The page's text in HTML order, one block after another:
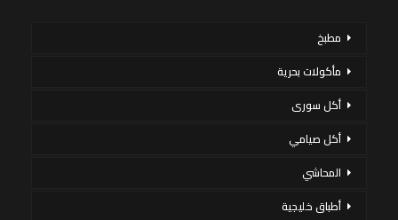
مطبخ
مأكولات بحرية
أكل سورى
أكل صيامي
المحاشي
أطباق خليجية